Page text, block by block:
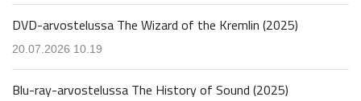
DVD-arvostelussa The Wizard of the Kremlin (2025)
20.07.2026 10.19
Blu-ray-arvostelussa The History of Sound (2025)